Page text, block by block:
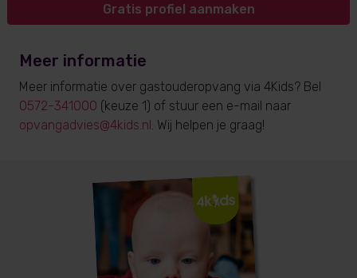
Gratis profiel aanmaken
Meer informatie
Meer informatie over gastouderopvang via 4Kids? Bel
0572-341000 (keuze 1) of stuur een e-mail naar
opvangadvies@4kids.nl. Wij helpen je graag!